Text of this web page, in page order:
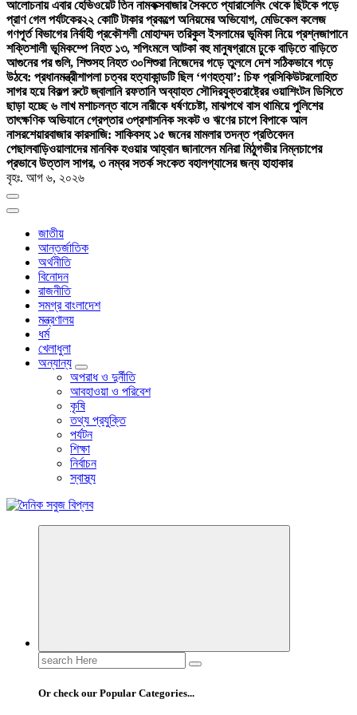
আলোচনায় এবার হেভিওয়েট তিন নামকক্সবাজার সৈকতে প্যারাসেলিং থেকে ছিটকে পড়ে
প্রাণ গেল পর্যটকের২২ কোটি টাকার প্রকল্পে অনিয়মের অভিযোগ, মেডিকেল কলেজ
গণপূর্ত বিভাগের নির্বাহী প্রকৌশলী মোহাম্মদ তরিকুল ইসলামের ভূমিকা নিয়ে প্রশ্নজাপানে
শক্তিশালী ভূমিকম্পে নিহত ১৩, শপিংমলে আটকা বহু মানুষগ্রামে ঢুকে বাড়িতে বাড়িতে
আগুনের পর গুলি, শিশুসহ নিহত ৩০শিশুরা নিজেদের গড়ে তুললে দেশ সঠিকভাবে গড়ে
উঠবে: প্রধানমন্ত্রীশাপলা চত্বর হত্যাকান্ডটি ছিল ‘গণহত্যা’: চিফ প্রসিকিউটরলোহিত
সাগর হয়ে বিকল্প রুটে জ্বালানি রফতানি অব্যাহত সৌদিরযুক্তরাষ্ট্রের ওয়াশিংটন ডিসিতে
ছাড়া হচ্ছে ৬ লাখ মশাচলন্ত বাসে নারীকে ধর্ষণচেষ্টা, মাঝপথে বাস থামিয়ে পুলিশের
তাৎক্ষণিক অভিযানে গ্রেপ্তার ৩প্রশাসনিক সংকট ও ঋণের চাপে বিপাকে আল
নাসরশেয়ারবাজার কারসাজি: সাকিবসহ ১৫ জনের মামলার তদন্ত প্রতিবেদন
পেছালবাড়িওয়ালাদের মানবিক হওয়ার আহ্বান জানালেন মনিরা মিঠুগভীর নিম্নচাপের
প্রভাবে উত্তাল সাগর, ৩ নম্বর সতর্ক সংকেত বহালগ্যাসের জন্য হাহাকার
বৃহঃ. আগ ৬, ২০২৬
জাতীয়
আন্তর্জাতিক
অর্থনীতি
বিনোদন
রাজনীতি
সমগ্র বাংলাদেশ
মন্ত্রণালয়
ধর্ম
খেলাধুলা
অন্যান্য
অপরাধ ও দুর্নীতি
আবহাওয়া ও পরিবেশ
কৃষি
তথ্য প্রযুক্তি
পর্যটন
শিক্ষা
নির্বাচন
স্বাস্থ্য
বাংলা নিউজ পেপার
Search
for:
Or check our Popular Categories...